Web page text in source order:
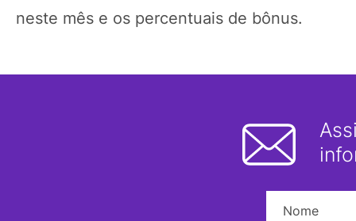
neste mês e os percentuais de bônus.